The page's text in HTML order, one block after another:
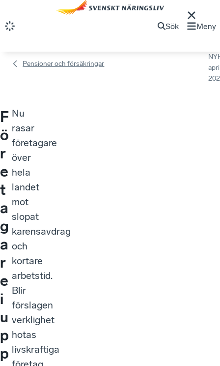
Sök Meny
Pensioner och försäkringar
F
ö
r
e
t
a
g
a
r
e
i
u
p
p
Nu
rasar
företagare
över
hela
landet
mot
slopat
karensavdrag
och
kortare
arbetstid.
Blir
förslagen
verklighet
hotas
livskraftiga